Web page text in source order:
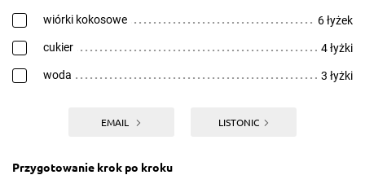
wiórki kokosowe 6 łyżek
cukier 4 łyżki
woda 3 łyżki
EMAIL LISTONIC
Przygotowanie krok po kroku